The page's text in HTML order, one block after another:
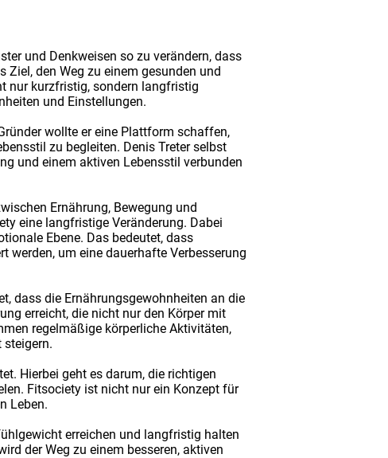
und Denkweisen so zu verändern, dass
den Weg zu einem gesunden und
nur kurzfristig, sondern langfristig
und Einstellungen.
wollte er eine Plattform schaffen,
zu begleiten. Denis Treter selbst
und einem aktiven Lebensstil verbunden
Ernährung, Bewegung und
eine langfristige Veränderung. Dabei
Ebene. Das bedeutet, dass
werden, um eine dauerhafte Verbesserung
dass die Ernährungsgewohnheiten an die
erreicht, die nicht nur den Körper mit
regelmäßige körperliche Aktivitäten,
steigern.
Hierbei geht es darum, die richtigen
Fitsociety ist nicht nur ein Konzept für
Leben.
erreichen und langfristig halten
der Weg zu einem besseren, aktiven